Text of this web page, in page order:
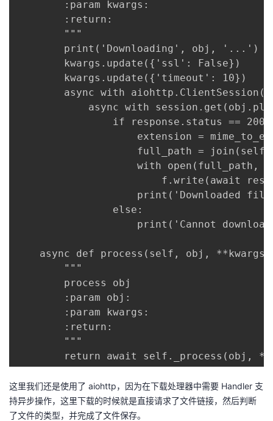
:param kwargs:
:return:
"""
print('Downloading', obj, '...')
kwargs.update({'ssl': False})
kwargs.update({'timeout': 10})
async with aiohttp.ClientSession()
async with
if response.status == 200:
extension =
full_path = join(self.folder,
with open(full_path,
f.write(await
print('Downloaded file
else:
print('Cannot download %s,
async def process(self, obj,
"""
process obj
:param obj:
:param kwargs:
:return:
"""
return await self._process(obj,
这里我们还是使用了 aiohttp，因为在下载处理器中需要 Handler 支
持异步操作，这里下载的时候就是直接请求了文件链接，然后判断
了文件的类型，并完成了文件保存。